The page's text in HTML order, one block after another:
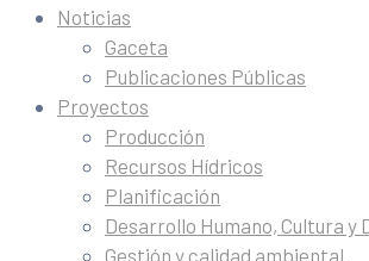
Noticias
Gaceta
Publicaciones Públicas
Proyectos
Producción
Recursos Hídricos
Planificación
Desarrollo Humano, Cultura y
Gestión y calidad ambiental